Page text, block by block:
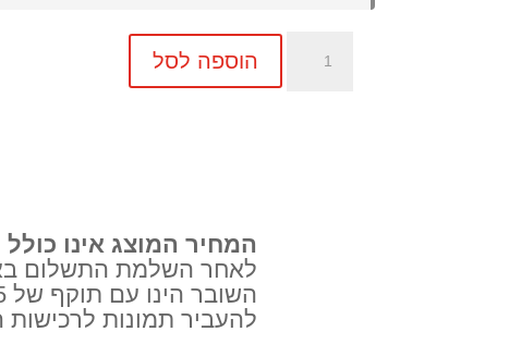
הוספה לסל
המחיר המוצג אינו
לאחר השלמת התשלום
להעביר תמונות לרכישות